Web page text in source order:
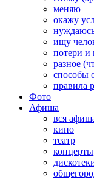
меняю
окажу
ищу
потери и
разное
способы
правила
Фото
Афиша
вся
кино
театр